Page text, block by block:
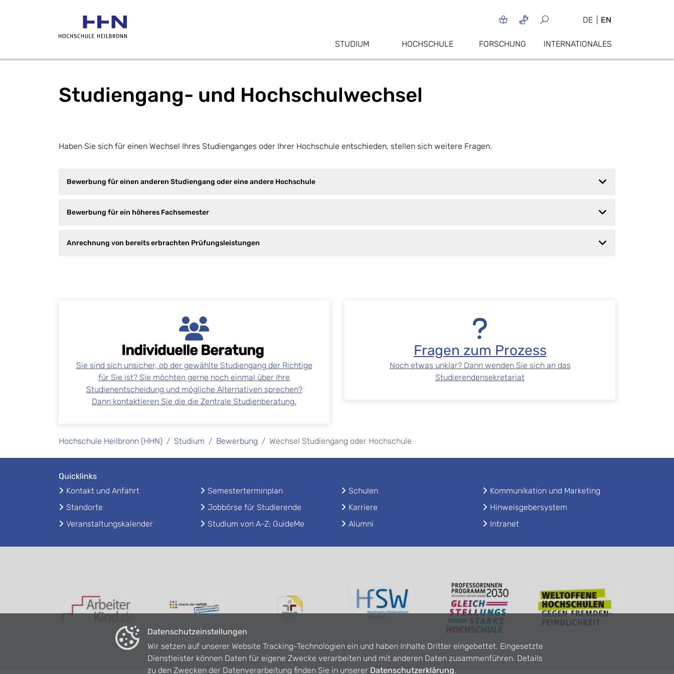
DE EN
STUDIUM HOCHSCHULE FORSCHUNG INTERNATIONALES
Studiengang- und Hochschulwechsel
Haben Sie sich für einen Wechsel Ihres Studienganges oder Ihrer Hochschule entschieden, stellen sich weitere Fragen.
Bewerbung für einen anderen Studiengang oder eine andere Hochschule
Bewerbung für ein höheres Fachsemester
Anrechnung von bereits erbrachten Prüfungsleistungen
Individuelle Beratung
Sie sind sich unsicher, ob der gewählte Studiengang der Richtige
für Sie ist? Sie möchten gerne noch einmal über Ihre
Studienentscheidung und mögliche Alternativen sprechen?
Dann kontaktieren Sie die die Zentrale Studienberatung.
Fragen zum Prozess
Noch etwas unklar? Dann wenden Sie sich an das
Studierendensekretariat
Hochschule Heilbronn (HHN) Studium Bewerbung Wechsel Studiengang oder Hochschule
Quicklinks
Kontakt und Anfahrt
Standorte
Veranstaltungskalender
Semesterterminplan
Jobbörse für Studierende
Studium von A-Z: GuideMe
Schulen
Karriere
Alumni
Kommunikation und Marketing
Hinweisgebersystem
Intranet
Datenschutzeinstellungen
Wir setzen auf unserer Website Tracking-Technologien ein und haben Inhalte Dritter eingebettet. Eingesetzte
Dienstleister können Daten für eigene Zwecke verarbeiten und mit anderen Daten zusammenführen. Details
zu den Zwecken der Datenverarbeitung finden Sie in unserer Datenschutzerklärung.